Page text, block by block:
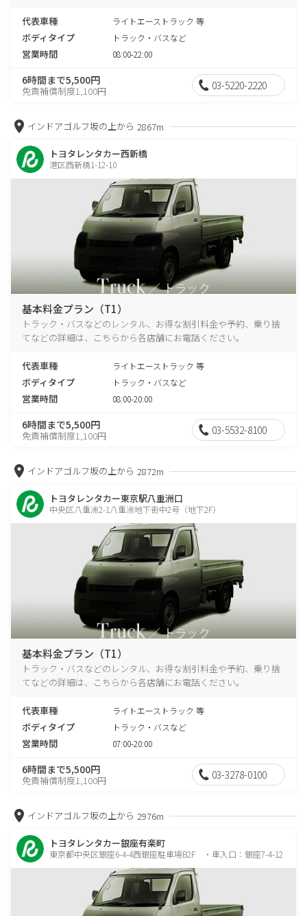
代表車種 ライトエーストラック 等
ボディタイプ トラック・バスなど
営業時間 08:00-22:00
6時間まで5,500円
免責補償制度1,100円 03-5220-2220
インドアゴルフ坂の上から 2867m
トヨタレンタカー西新橋
港区西新橋1-12-10
基本料金プラン（T1）
トラック・バスなどのレンタル、お得な割引料金や予約、乗り捨
てなどの詳細は、こちらから各店舗にお電話ください。
代表車種 ライトエーストラック 等
ボディタイプ トラック・バスなど
営業時間 08:00-20:00
6時間まで5,500円
免責補償制度1,100円 03-5532-8100
インドアゴルフ坂の上から 2872m
トヨタレンタカー東京駅八重洲口
中央区八重洲2-1八重洲地下街中2号（地下2F）
基本料金プラン（T1）
トラック・バスなどのレンタル、お得な割引料金や予約、乗り捨
てなどの詳細は、こちらから各店舗にお電話ください。
代表車種 ライトエーストラック 等
ボディタイプ トラック・バスなど
営業時間 07:00-20:00
6時間まで5,500円
免責補償制度1,100円 03-3278-0100
インドアゴルフ坂の上から 2976m
トヨタレンタカー銀座有楽町
東京都中央区銀座6-4-4西銀座駐車場B2F ・車入口：銀座7-4-12